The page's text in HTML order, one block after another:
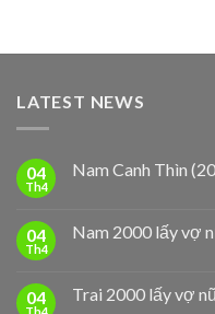
LATEST NEWS
04
Th4
Nam Canh Thìn
04
Th4
Nam 2000 lấy vợ
04 Trai 2000 lấy vợ